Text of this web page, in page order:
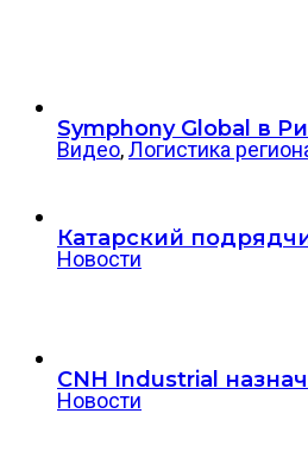
Symphony Global в
Видео,Логистика
Катарский
Новости
CNH Industrial
Новости